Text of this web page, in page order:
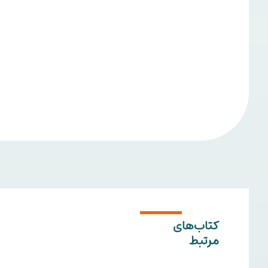
کتاب‌های
مرتبط